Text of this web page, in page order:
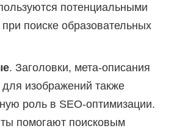
потенциальными
поиске образовательных
. Заголовки, мета-описания
для изображений также
роль в SEO-оптимизации.
помогают поисковым